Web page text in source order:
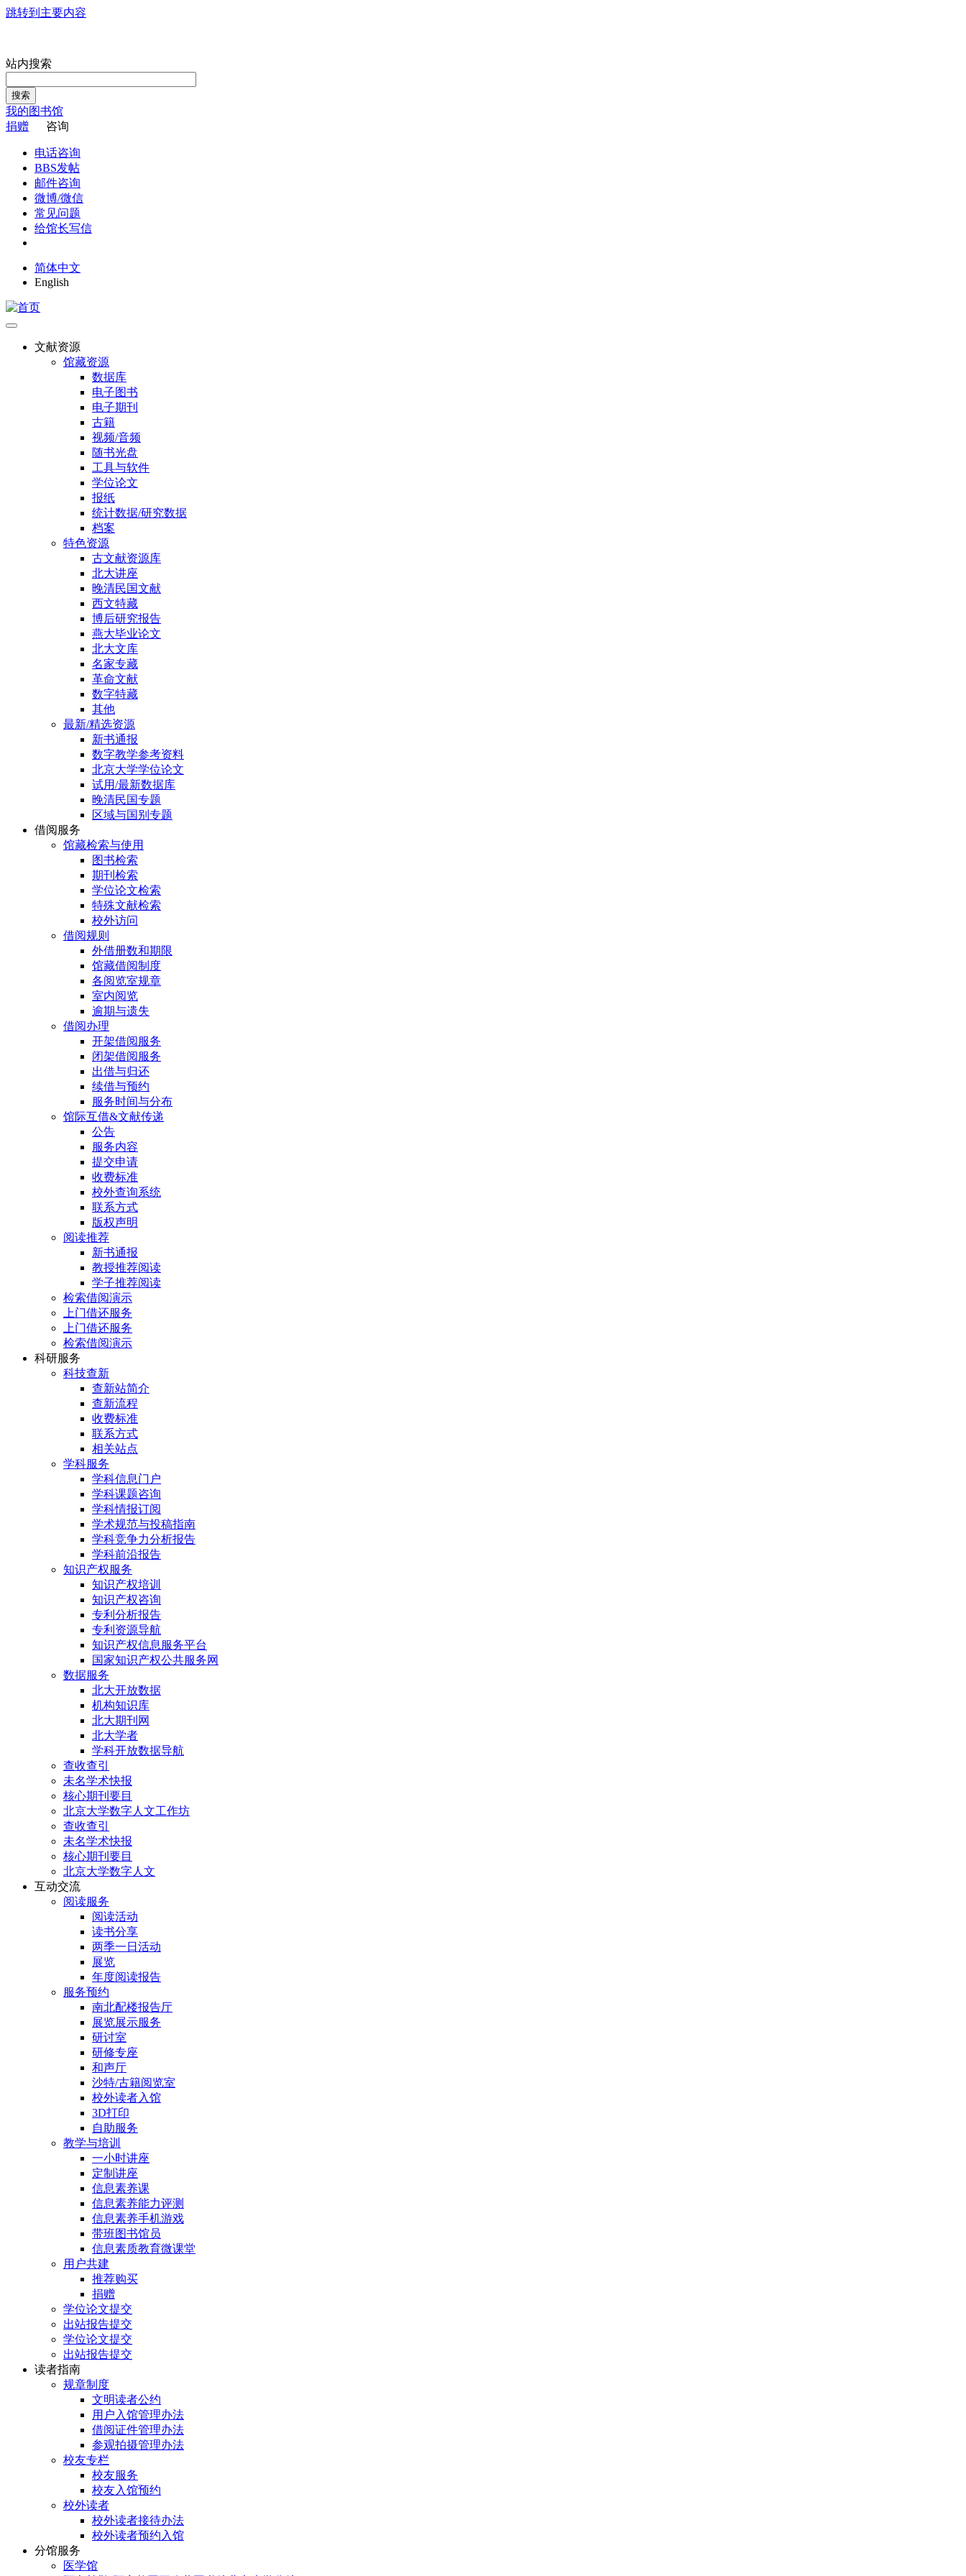
跳转到主要内容
站内搜索
搜索
我的图书馆
捐赠
咨询
电话咨询
BBS发帖
邮件咨询
微博/微信
常见问题
给馆长写信
简体中文
English
文献资源
馆藏资源
数据库
电子图书
电子期刊
古籍
视频/音频
随书光盘
工具与软件
学位论文
报纸
统计数据/研究数据
档案
特色资源
古文献资源库
北大讲座
晚清民国文献
西文特藏
博后研究报告
燕大毕业论文
北大文库
名家专藏
革命文献
数字特藏
其他
最新/精选资源
新书通报
数字教学参考资料
北京大学学位论文
试用/最新数据库
晚清民国专题
区域与国别专题
借阅服务
馆藏检索与使用
图书检索
期刊检索
学位论文检索
特殊文献检索
校外访问
借阅规则
外借册数和期限
馆藏借阅制度
各阅览室规章
室内阅览
逾期与遗失
借阅办理
开架借阅服务
闭架借阅服务
出借与归还
续借与预约
服务时间与分布
馆际互借&文献传递
公告
服务内容
提交申请
收费标准
校外查询系统
联系方式
版权声明
阅读推荐
新书通报
教授推荐阅读
学子推荐阅读
检索借阅演示
上门借还服务
上门借还服务
检索借阅演示
科研服务
科技查新
查新站简介
查新流程
收费标准
联系方式
相关站点
学科服务
学科信息门户
学科课题咨询
学科情报订阅
学术规范与投稿指南
学科竞争力分析报告
学科前沿报告
知识产权服务
知识产权培训
知识产权咨询
专利分析报告
专利资源导航
知识产权信息服务平台
国家知识产权公共服务网
数据服务
北大开放数据
机构知识库
北大期刊网
北大学者
学科开放数据导航
查收查引
未名学术快报
核心期刊要目
北京大学数字人文工作坊
查收查引
未名学术快报
核心期刊要目
北京大学数字人文
互动交流
阅读服务
阅读活动
读书分享
两季一日活动
展览
年度阅读报告
服务预约
南北配楼报告厅
展览展示服务
研讨室
研修专座
和声厅
沙特/古籍阅览室
校外读者入馆
3D打印
自助服务
教学与培训
一小时讲座
定制讲座
信息素养课
信息素养能力评测
信息素养手机游戏
带班图书馆员
信息素质教育微课堂
用户共建
推荐购买
捐赠
学位论文提交
出站报告提交
学位论文提交
出站报告提交
读者指南
规章制度
文明读者公约
用户入馆管理办法
借阅证件管理办法
参观拍摄管理办法
校友专栏
校友服务
校友入馆预约
校外读者
校外读者接待办法
校外读者预约入馆
分馆服务
医学馆